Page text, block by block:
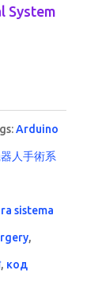
System
Arduino
人手術系
sistema
,
, код